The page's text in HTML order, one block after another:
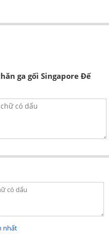
ga gối Singapore Đế
nhất